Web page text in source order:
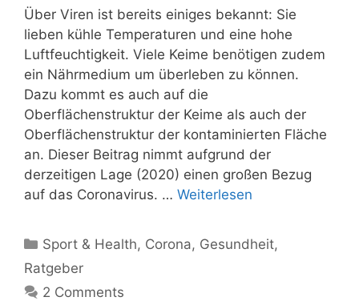
Über Viren ist bereits einiges bekannt: Sie
lieben kühle Temperaturen und eine hohe
Luftfeuchtigkeit. Viele Keime benötigen zudem
ein Nährmedium um überleben zu können.
Dazu kommt es auch auf die
Oberflächenstruktur der Keime als auch der
Oberflächenstruktur der kontaminierten Fläche
an. Dieser Beitrag nimmt aufgrund der
derzeitigen Lage (2020) einen großen Bezug
auf das Coronavirus. … Weiterlesen
Kategorien
Sport & Health, Corona, Gesundheit,
Ratgeber
2 Comments